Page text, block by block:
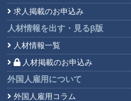
求人掲載のお申込み
人材情報を出す・見るβ版
人材情報一覧
人材掲載のお申込み
外国人雇用について
外国人雇用コラム